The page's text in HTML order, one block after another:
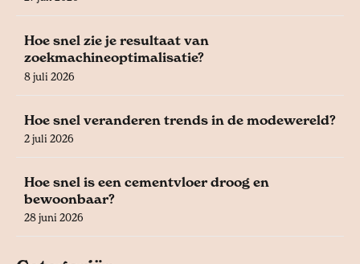
Hoe snel zie je resultaat van
zoekmachineoptimalisatie?
8 juli 2026
Hoe snel veranderen trends in de modewereld?
2 juli 2026
Hoe snel is een cementvloer droog en
bewoonbaar?
28 juni 2026